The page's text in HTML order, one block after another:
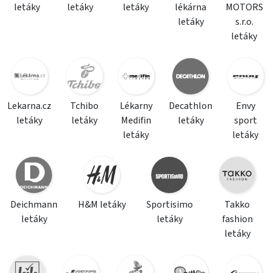
letáky letáky letáky
lékárna
letáky
MOTORS
s.r.o.
letáky
Lekarna.cz
letáky
Tchibo
letáky
Lékarny
Medifin
letáky
Decathlon
letáky
Envy
sport
letáky
Deichmann
letáky
H&M letáky
Sportisimo
letáky
Takko
fashion
letáky